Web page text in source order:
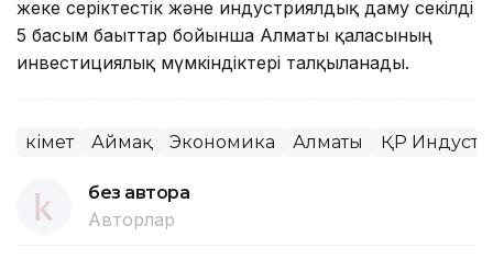
жеке серіктестік және индустриялдық даму секілді
5 басым бағыттар бойынша Алматы қаласының
инвестициялық мүмкіндіктері талқыланады.
Үкімет Аймақ Экономика Алматы ҚР
без автора
Авторлар